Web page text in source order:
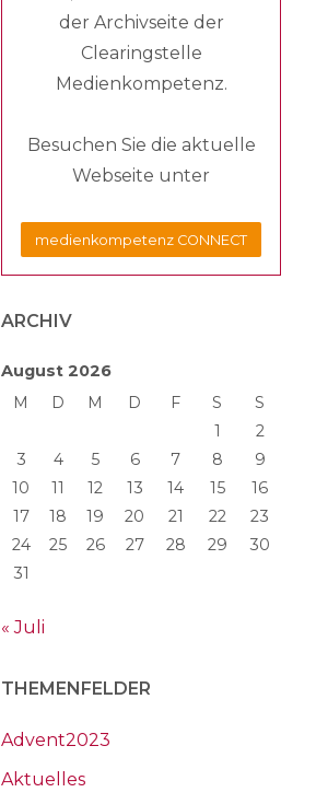
der Archivseite der
Clearingstelle
Medienkompetenz.
Besuchen Sie die aktuelle
Webseite unter
medienkompetenz CONNECT
ARCHIV
August 2026
M
D M D F S
S
1
2
3
4 5 6 7 8
9
10
11 12 13 14 15
16
17
18 19 20 21 22
23
24
25 26 27 28 29
30
31
« Juli
THEMENFELDER
Advent2023
Aktuelles